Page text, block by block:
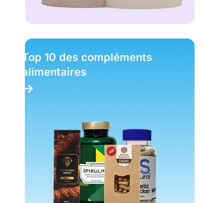
Top 10 des compléments
alimentaires